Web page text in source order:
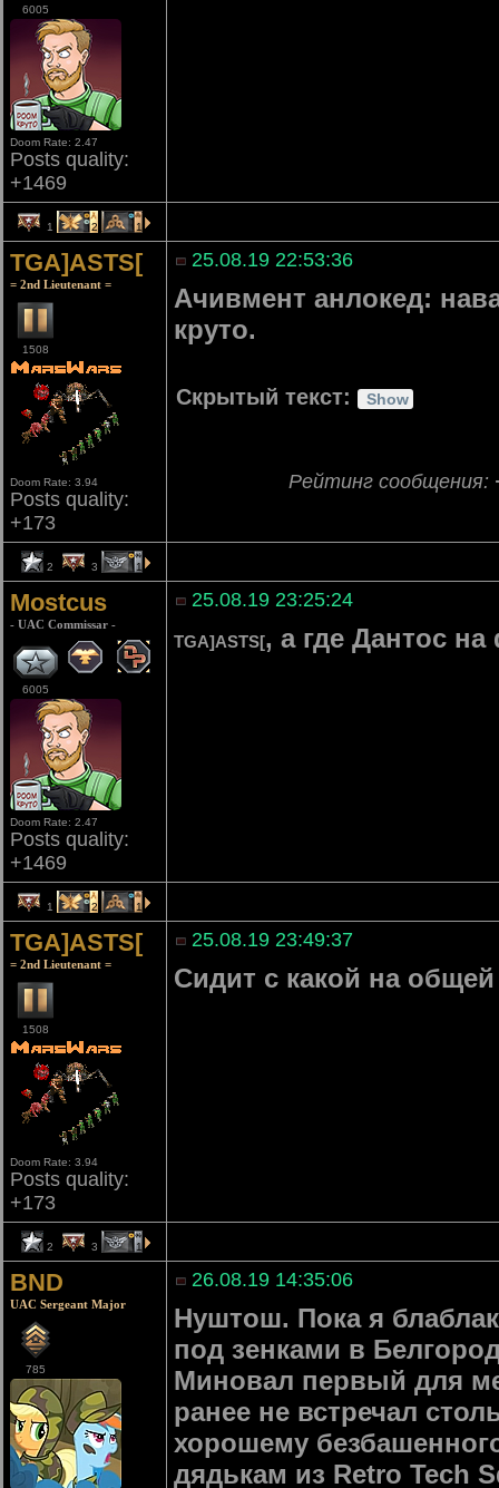
6005
Doom Rate: 2.47
Posts quality:
+1469
1 2 1
TGA]ASTS[
= 2nd Lieutenant =
1508
Doom Rate: 3.94
Posts quality:
+173
25.08.19 22:53:36
Ачивмент анлокед:
круто.
Скрытый текст:
Рейтинг сообщения:
2 3 1
Mostcus
- UAC Commissar -
6005
Doom Rate: 2.47
Posts quality:
+1469
25.08.19 23:25:24
TGA]ASTS[, а где Дантос на
1 2 1
TGA]ASTS[
= 2nd Lieutenant =
1508
Doom Rate: 3.94
Posts quality:
+173
25.08.19 23:49:37
Сидит с какой на общей
2 3 1
BND
UAC Sergeant Major
785
26.08.19 14:35:06
Нуштош. Пока я
под зенками в
Миновал первый для
ранее не встречал
хорошему
дядькам из Retro Tech